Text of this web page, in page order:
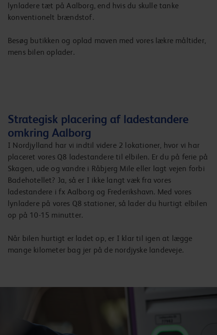
lynladere tæt på Aalborg, end hvis du skulle tanke
konventionelt brændstof.
Besøg butikken og oplad maven med vores lækre måltider,
mens bilen oplader.
Strategisk placering af ladestandere
omkring Aalborg
I Nordjylland har vi indtil videre 2 lokationer, hvor vi har
placeret vores Q8 ladestandere til elbilen. Er du på ferie på
Skagen, ude og vandre i Råbjerg Mile eller lagt vejen forbi
Badehotellet? Ja, så er I ikke langt væk fra vores
ladestandere i fx Aalborg og Frederikshavn. Med vores
lynladere på vores Q8 stationer, så lader du hurtigt elbilen
op på 10-15 minutter.
Når bilen hurtigt er ladet op, er I klar til igen at lægge
mange kilometer bag jer på de nordjyske landeveje.